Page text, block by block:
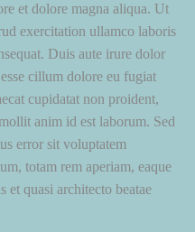
et dolore magna aliqua. Ut
exercitation ullamco laboris
Duis aute irure dolor
cillum dolore eu fugiat
cupidatat non proident,
anim id est laborum. Sed
error sit voluptatem
totam rem aperiam, eaque
et quasi architecto beatae